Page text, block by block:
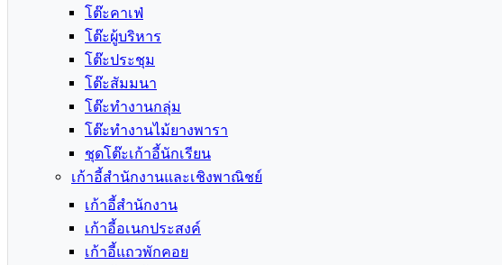
โต๊ะคาเฟ่
โต๊ะผู้บริหาร
โต๊ะประชุม
โต๊ะสัมมนา
โต๊ะทำงานกลุ่ม
โต๊ะทำงานไม้ยางพารา
ชุดโต๊ะเก้าอี้นักเรียน
เก้าอี้สำนักงานและเชิงพาณิชย์
เก้าอี้สำนักงาน
เก้าอี้อเนกประสงค์
เก้าอี้แถวพักคอย